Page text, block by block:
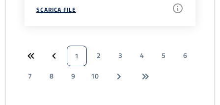
SCARICA FILE
1 2 3 4 5
6
7
8 9 10